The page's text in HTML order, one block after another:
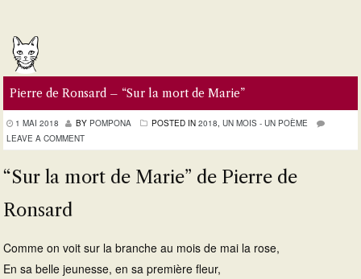
Pierre de Ronsard – “Sur la mort de Marie”
1 MAI 2018 BY POMPONA POSTED IN 2018 UN MOIS - UN POÈME
LEAVE A COMMENT
“Sur la mort de Marie” de Pierre de
Ronsard
Comme on voit sur la branche au mois de mai la rose,
En sa belle jeunesse, en sa première fleur,